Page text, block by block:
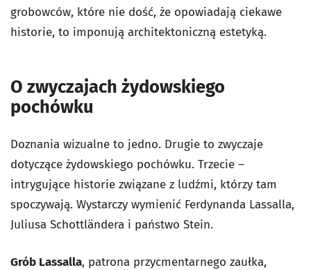
grobowców, które nie dość, że opowiadają ciekawe
historie, to imponują architektoniczną estetyką.
O zwyczajach żydowskiego
pochówku
Doznania wizualne to jedno. Drugie to zwyczaje
dotyczące żydowskiego pochówku. Trzecie –
intrygujące historie związane z ludźmi, którzy tam
spoczywają. Wystarczy wymienić Ferdynanda Lassalla,
Juliusa Schottländera i państwo Stein.
Grób Lassalla, patrona przycmentarnego zaułka,